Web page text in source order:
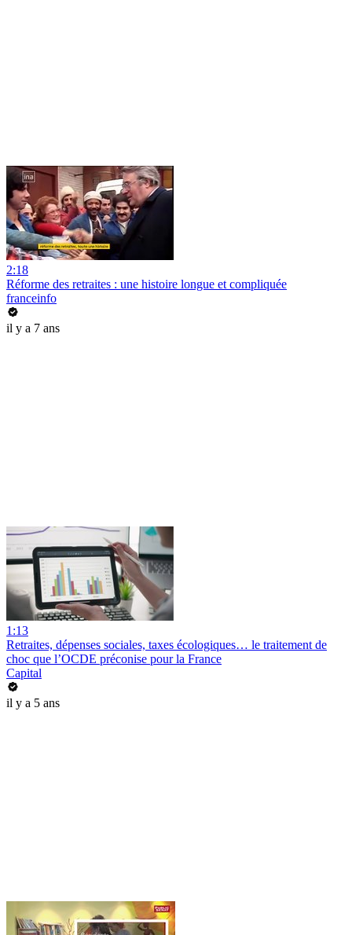
2:18
Réforme des retraites : une histoire longue et compliquée
franceinfo
il y a 7 ans
1:13
Retraites, dépenses sociales, taxes écologiques… le traitement de
choc que l’OCDE préconise pour la France
Capital
il y a 5 ans